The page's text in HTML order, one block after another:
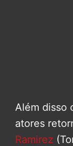
Além disso
atores
Ramirez